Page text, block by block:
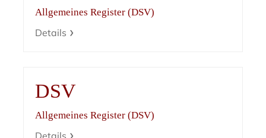
Allgemeines Register (DSV)
Details
DSV
Allgemeines Register (DSV)